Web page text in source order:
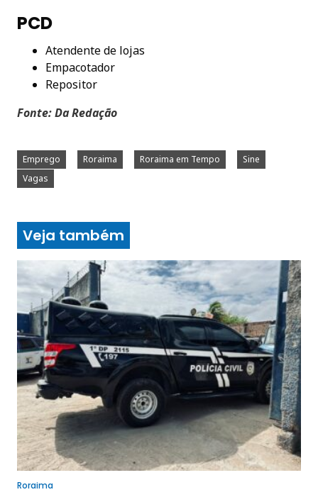
PCD
Atendente de lojas
Empacotador
Repositor
Fonte: Da Redação
Emprego Roraima Roraima em Tempo
Sine
Vagas
Veja também
Roraima